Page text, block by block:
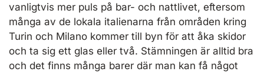
vanligtvis mer puls på bar- och nattlivet, eftersom
många av de lokala italienarna från områden kring
Turin och Milano kommer till byn för att åka skidor
och ta sig ett glas eller två. Stämningen är alltid bra
och det finns många barer där man kan få något